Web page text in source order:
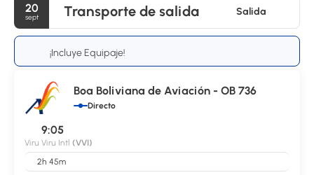
20
sept Transporte de salida Salida
¡Incluye Equipaje!
Boa Boliviana de Aviación - OB 736
Directo
9:05
Viru Viru Intl (VVI)
2h 45m